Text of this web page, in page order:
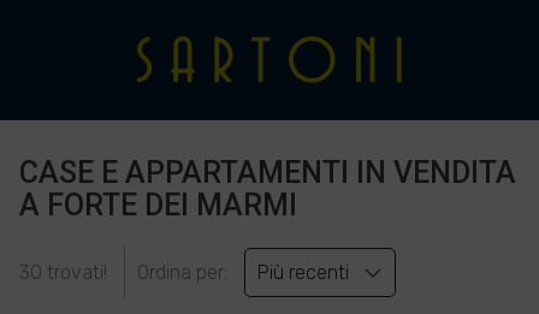
CASE E APPARTAMENTI IN VENDITA
A FORTE DEI MARMI
30 trovati! Ordina per: Più recenti